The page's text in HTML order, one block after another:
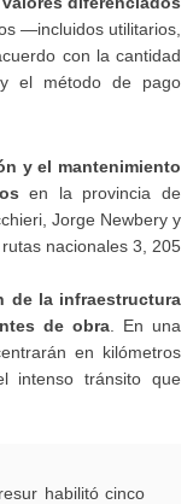
—incluidos utilitarios,
con la cantidad
el método de pago
y el mantenimiento
en la provincia de
Jorge Newbery y
nacionales 3, 205
de la infraestructura
de obra . En una
en kilómetros
intenso tránsito que
habilitó cinco